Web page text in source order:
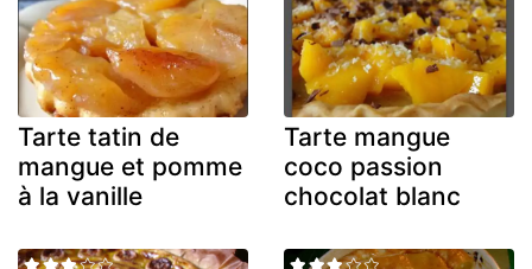
Tarte tatin de
mangue et pomme
à la vanille
Tarte mangue
coco passion
chocolat blanc